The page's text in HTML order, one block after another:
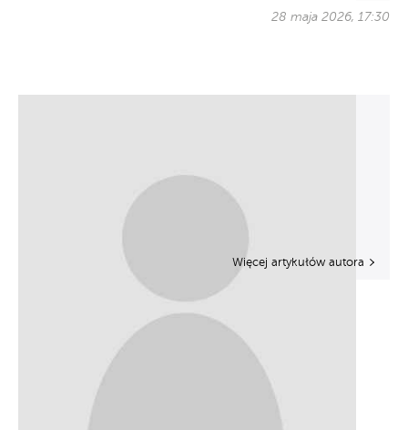
28 maja 2026, 17:30
Więcej artykułów autora